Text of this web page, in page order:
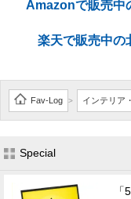
Amazonで販売中
楽天で販売中の
Fav-Log > インテリア
Special